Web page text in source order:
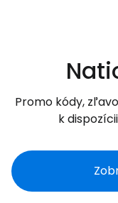
Promo kódy,
k
...